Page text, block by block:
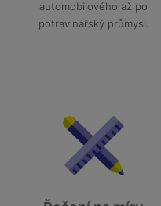
automobilového až po
potravinářský průmysl.